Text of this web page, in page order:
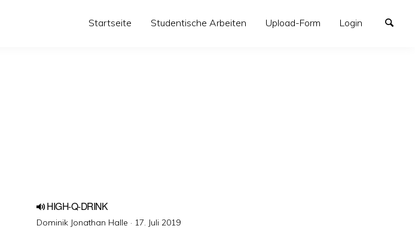
Startseite Studentische Arbeiten Upload-Form Login
HIGH-Q-DRINK
Dominik Jonathan Halle · Veröffentlicht
17. Juli 2019